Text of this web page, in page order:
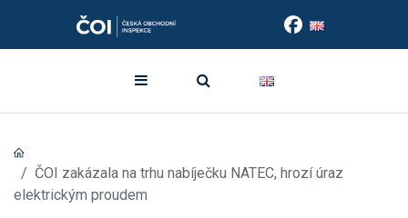
ČOI zakázala na trhu nabíječku NATEC, hrozí úraz
elektrickým proudem